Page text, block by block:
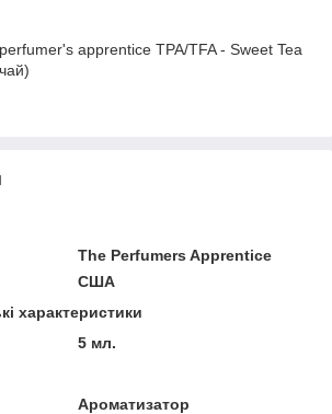
apprentice TPA/TFA - Sweet Tea
The Perfumers Apprentice
США
характеристики
5 мл.
Ароматизатор